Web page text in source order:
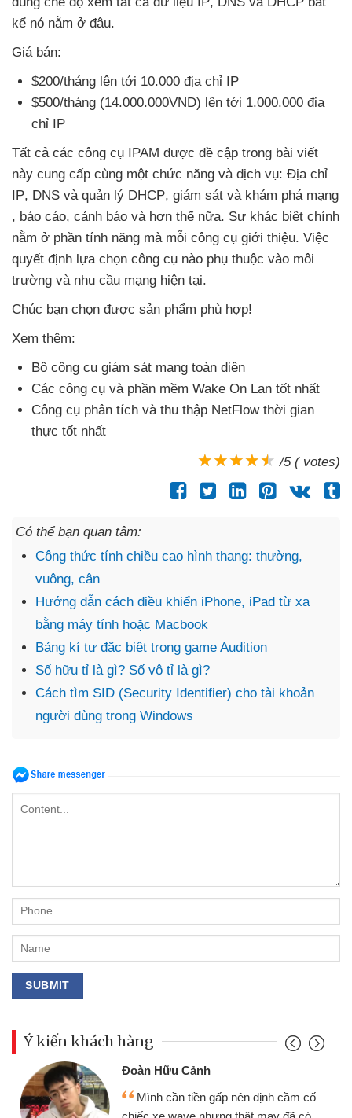
kể nó nằm ở đâu.
Giá bán:
$200/tháng lên tới 10.000 địa chỉ IP
$500/tháng (14.000.000VND) lên tới 1.000.000 địa
chỉ IP
Tất cả các công cụ IPAM được đề cập trong bài viết
này cung cấp cùng một chức năng và dịch vụ: Địa chỉ
IP, DNS và quản lý DHCP, giám sát và khám phá mạng
, báo cáo, cảnh báo và hơn thế nữa. Sự khác biệt chính
nằm ở phần tính năng mà mỗi công cụ giới thiệu. Việc
quyết định lựa chọn công cụ nào phụ thuộc vào môi
trường và nhu cầu mạng hiện tại.
Chúc bạn chọn được sản phẩm phù hợp!
Xem thêm:
Bộ công cụ giám sát mạng toàn diện
Các công cụ và phần mềm Wake On Lan tốt nhất
Công cụ phân tích và thu thập NetFlow thời gian
thực tốt nhất
/5 ( votes)
Có thể bạn quan tâm:
Công thức tính chiều cao hình thang: thường,
vuông, cân
Hướng dẫn cách điều khiển iPhone, iPad từ xa
bằng máy tính hoặc Macbook
Bảng kí tự đặc biệt trong game Audition
Số hữu tỉ là gì? Số vô tỉ là gì?
Cách tìm SID (Security Identifier) cho tài khoản
người dùng trong Windows
Ý kiến khách hàng
Đoàn Hữu Cảnh
Mình cần tiền gấp nên định cầm cố